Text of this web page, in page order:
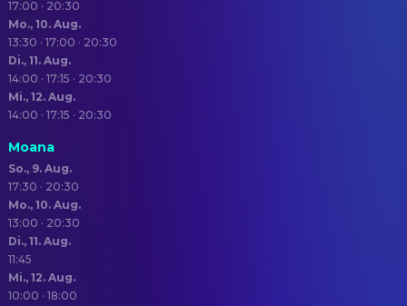
17:00 · 20:30
Mo., 10. Aug.
13:30 · 17:00 · 20:30
Di., 11. Aug.
14:00 · 17:15 · 20:30
Mi., 12. Aug.
14:00 · 17:15 · 20:30
Moana
So., 9. Aug.
17:30 · 20:30
Mo., 10. Aug.
13:00 · 20:30
Di., 11. Aug.
11:45
Mi., 12. Aug.
10:00 · 18:00